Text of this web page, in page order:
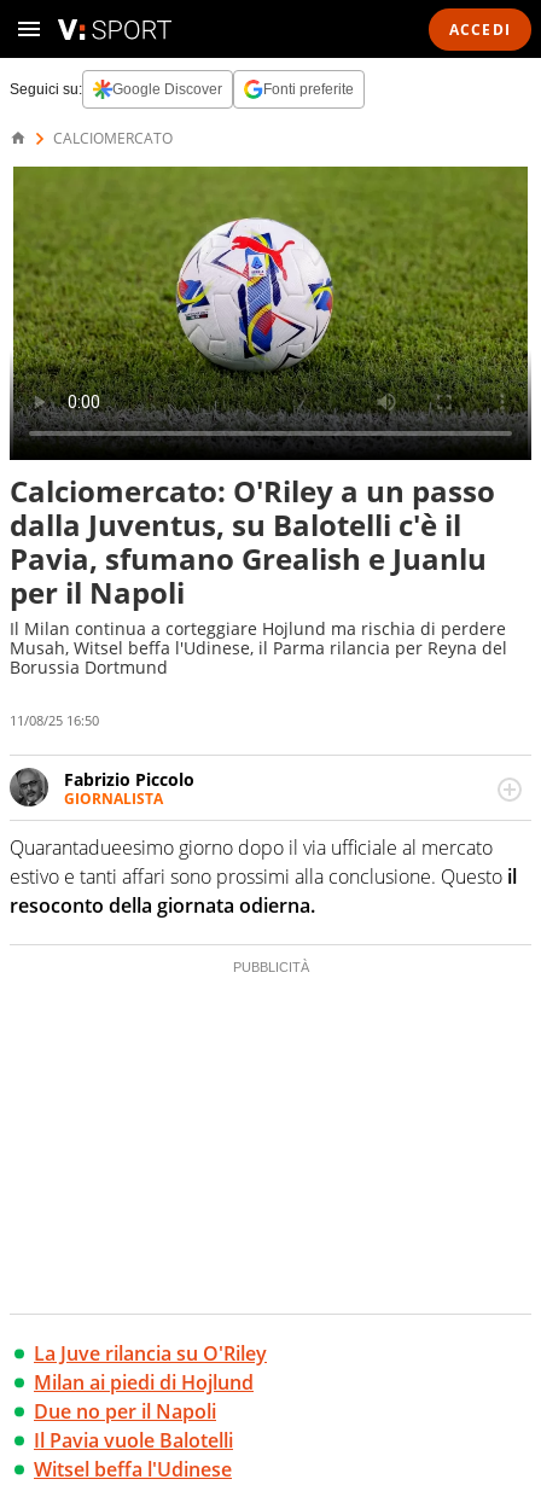
ACCEDI
Seguici su: Google Discover Fonti preferite
CALCIOMERCATO
Calciomercato: O'Riley a un passo
dalla Juventus, su Balotelli c'è il
Pavia, sfumano Grealish e Juanlu
per il Napoli
Il Milan continua a corteggiare Hojlund ma rischia di perdere
Musah, Witsel beffa l'Udinese, il Parma rilancia per Reyna del
Borussia Dortmund
11/08/25 16:50
Fabrizio Piccolo
GIORNALISTA
Nella sua carriera ha seguito numerose manifestazioni
sportive e collaborato con agenzie e testate. Esperienza,
competenza, conoscenza e memoria storica. Si occupa
prevalentemente di calcio
Quarantadueesimo giorno dopo il via ufficiale al mercato
estivo e tanti affari sono prossimi alla conclusione. Questo il
resoconto della giornata odierna.
La Juve rilancia su O'Riley
Milan ai piedi di Hojlund
Due no per il Napoli
Il Pavia vuole Balotelli
Witsel beffa l'Udinese